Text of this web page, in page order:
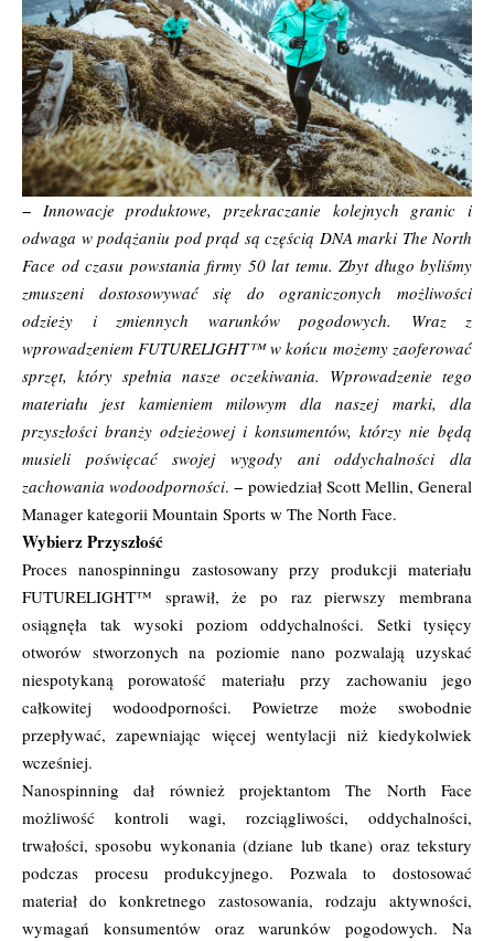
− Innowacje produktowe, przekraczanie kolejnych granic i
odwaga w podążaniu pod prąd są częścią DNA marki The North
Face od czasu powstania firmy 50 lat temu. Zbyt długo byliśmy
zmuszeni dostosowywać się do ograniczonych możliwości
odzieży i zmiennych warunków pogodowych. Wraz z
wprowadzeniem FUTURELIGHT™ w końcu możemy zaoferować
sprzęt, który spełnia nasze oczekiwania. Wprowadzenie tego
materiału jest kamieniem milowym dla naszej marki, dla
przyszłości branży odzieżowej i konsumentów, którzy nie będą
musieli poświęcać swojej wygody ani oddychalności dla
zachowania wodoodporności. − powiedział Scott Mellin, General
Manager kategorii Mountain Sports w The North Face.
Wybierz Przyszłość
Proces nanospinningu zastosowany przy produkcji materiału
FUTURELIGHT™ sprawił, że po raz pierwszy membrana
osiągnęła tak wysoki poziom oddychalności. Setki tysięcy
otworów stworzonych na poziomie nano pozwalają uzyskać
niespotykaną porowatość materiału przy zachowaniu jego
całkowitej wodoodporności. Powietrze może swobodnie
przepływać, zapewniając więcej wentylacji niż kiedykolwiek
wcześniej.
Nanospinning dał również projektantom The North Face
możliwość kontroli wagi, rozciągliwości, oddychalności,
trwałości, sposobu wykonania (dziane lub tkane) oraz tekstury
podczas procesu produkcyjnego. Pozwala to dostosować
materiał do konkretnego zastosowania, rodzaju aktywności,
wymagań konsumentów oraz warunków pogodowych. Na